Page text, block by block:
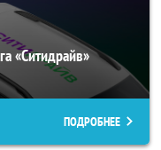
«Ситидрайв»
ПОДРОБНЕЕ